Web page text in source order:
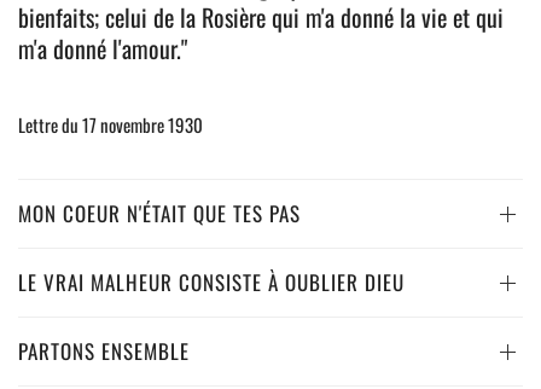
bienfaits; celui de la Rosière qui m'a donné la vie et qui
m'a donné l'amour."
Lettre du 17 novembre 1930
MON COEUR N'ÉTAIT QUE TES PAS
LE VRAI MALHEUR CONSISTE À OUBLIER DIEU
PARTONS ENSEMBLE